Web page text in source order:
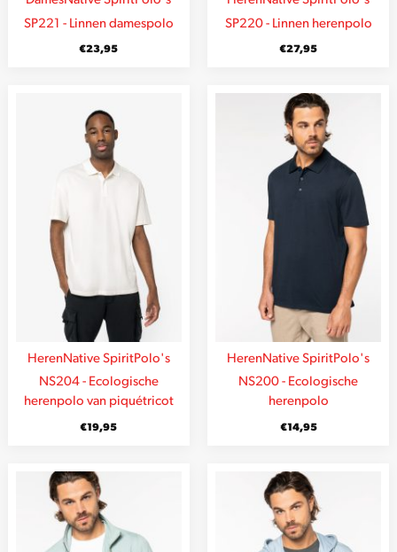
SP221 - Linnen damespolo
€23,95
SP220 - Linnen herenpolo
€27,95
HerenNative SpiritPolo's
NS204 - Ecologische
herenpolo van piquétricot
€19,95
HerenNative SpiritPolo's
NS200 - Ecologische
herenpolo
€14,95